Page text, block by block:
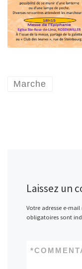
Marche
Laissez un
Votre adresse e-mail
obligatoires sont
*